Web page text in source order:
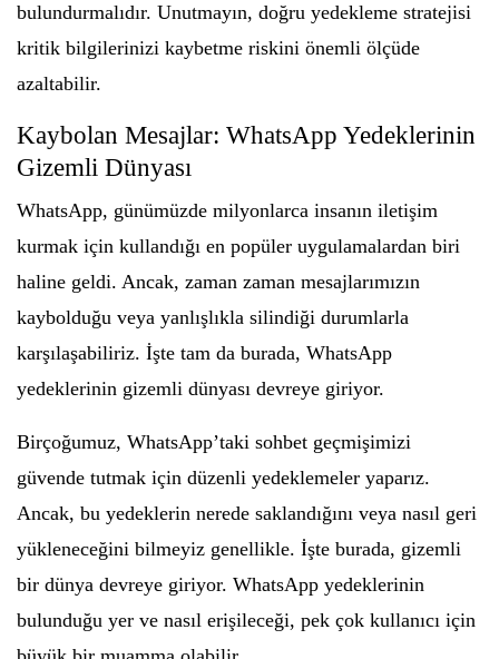
bulundurmalıdır. Unutmayın, doğru yedekleme stratejisi
kritik bilgilerinizi kaybetme riskini önemli ölçüde
azaltabilir.
Kaybolan Mesajlar: WhatsApp Yedeklerinin
Gizemli Dünyası
WhatsApp, günümüzde milyonlarca insanın iletişim
kurmak için kullandığı en popüler uygulamalardan biri
haline geldi. Ancak, zaman zaman mesajlarımızın
kaybolduğu veya yanlışlıkla silindiği durumlarla
karşılaşabiliriz. İşte tam da burada, WhatsApp
yedeklerinin gizemli dünyası devreye giriyor.
Birçoğumuz, WhatsApp’taki sohbet geçmişimizi
güvende tutmak için düzenli yedeklemeler yaparız.
Ancak, bu yedeklerin nerede saklandığını veya nasıl geri
yükleneceğini bilmeyiz genellikle. İşte burada, gizemli
bir dünya devreye giriyor. WhatsApp yedeklerinin
bulunduğu yer ve nasıl erişileceği, pek çok kullanıcı için